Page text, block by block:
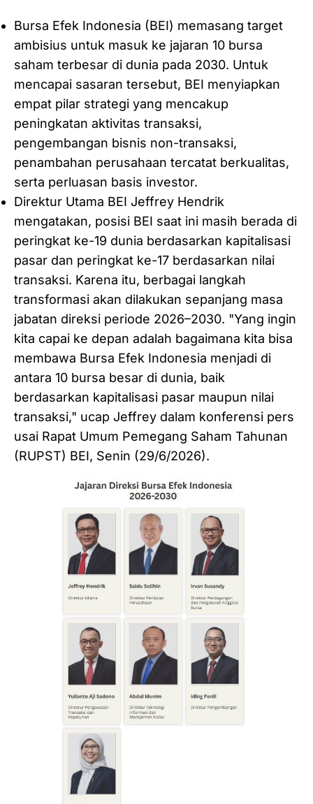
Bursa Efek Indonesia (BEI) memasang target
ambisius untuk masuk ke jajaran 10 bursa
saham terbesar di dunia pada 2030. Untuk
mencapai sasaran tersebut, BEI menyiapkan
empat pilar strategi yang mencakup
peningkatan aktivitas transaksi,
pengembangan bisnis non-transaksi,
penambahan perusahaan tercatat berkualitas,
serta perluasan basis investor.
Direktur Utama BEI Jeffrey Hendrik
mengatakan, posisi BEI saat ini masih berada di
peringkat ke-19 dunia berdasarkan kapitalisasi
pasar dan peringkat ke-17 berdasarkan nilai
transaksi. Karena itu, berbagai langkah
transformasi akan dilakukan sepanjang masa
jabatan direksi periode 2026–2030. "Yang ingin
kita capai ke depan adalah bagaimana kita bisa
membawa Bursa Efek Indonesia menjadi di
antara 10 bursa besar di dunia, baik
berdasarkan kapitalisasi pasar maupun nilai
transaksi," ucap Jeffrey dalam konferensi pers
usai Rapat Umum Pemegang Saham Tahunan
(RUPST) BEI, Senin (29/6/2026).